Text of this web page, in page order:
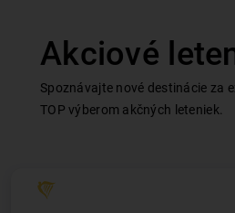
Akciové
Spoznávajte nové destinácie za
TOP výberom akčných leteniek.